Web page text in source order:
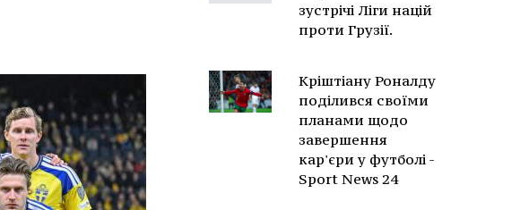
зустрічі Ліги націй
проти Грузії.
Кріштіану Роналду
поділився своїми
планами щодо
завершення
кар'єри у футболі -
Sport News 24